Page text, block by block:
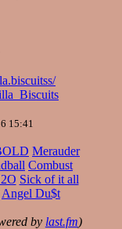
15:41
Merauder
Combust
Sick of it all
Angel Du$t
by last.fm)